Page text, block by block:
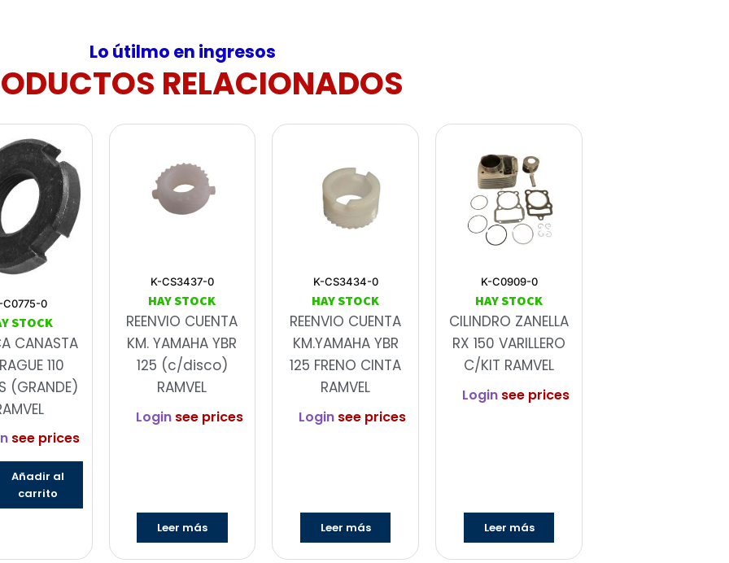
Lo útilmo en ingresos
RELACIONADOS
C0775-0
STOCK
CANASTA
110
(GRANDE)
see prices
Añadir al
carrito
K-CS3437-0
HAY STOCK
REENVIO CUENTA
KM. YAMAHA YBR
125 (c/disco)
RAMVEL
Loginsee prices
Leer más
K-CS3434-0
HAY STOCK
REENVIO CUENTA
KM.YAMAHA YBR
125 FRENO CINTA
RAMVEL
Login see prices
Leer más
K-C0909-0
HAY STOCK
CILINDRO ZANELLA
RX 150 VARILLERO
C/KIT RAMVEL
Login see prices
Leer más